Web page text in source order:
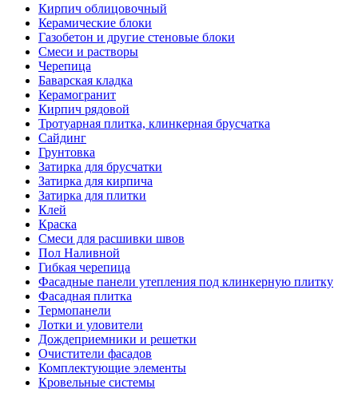
Кирпич облицовочный
Керамические блоки
Газобетон и другие стеновые блоки
Смеси и растворы
Черепица
Баварская кладка
Керамогранит
Кирпич рядовой
Тротуарная плитка, клинкерная брусчатка
Сайдинг
Грунтовка
Затирка для брусчатки
Затирка для кирпича
Затирка для плитки
Клей
Краска
Смеси для расшивки швов
Пол Наливной
Гибкая черепица
Фасадные панели утепления под клинкерную плитку
Фасадная плитка
Термопанели
Лотки и уловители
Дождеприемники и решетки
Очистители фасадов
Комплектующие элементы
Кровельные системы